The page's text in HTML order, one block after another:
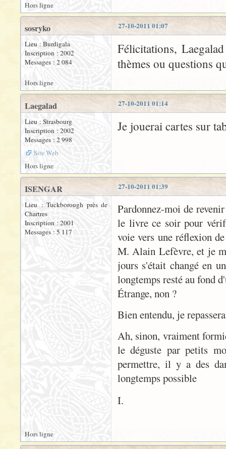
Hors ligne
27-10-2011 01:07
sosryko
Lieu : Burdigala
Inscription : 2002
Messages : 2 084
Félicitations,
thèmes ou questions
Hors ligne
27-10-2011 01:14
Laegalad
Lieu : Strasbourg
Inscription : 2002
Messages : 2 998
Site Web
Je jouerai cartes sur
Hors ligne
27-10-2011 01:39
ISENGAR
Lieu : Tuckborough près de
Chartres
Inscription : 2001
Messages : 5 117
Pardonnez-moi de
le livre ce soir pour
voie vers une réflexion
M. Alain Lefèvre, et je
jours s'était changé en
longtemps resté au fond
Étrange, non ?
Bien entendu, je
Ah, sinon, vraiment
le déguste par petits
permettre, il y a des
longtemps possible
I.
Hors ligne